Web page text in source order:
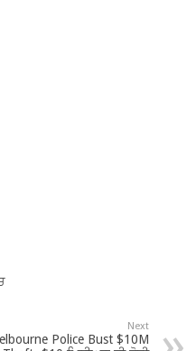
Next
Police Bust $10M